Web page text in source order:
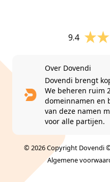
9.4
Over Dovendi
Dovendi brengt
We beheren ruim
domeinnamen en
van deze namen
voor alle partijen.
© 2026 Copyright Dovendi
Algemene